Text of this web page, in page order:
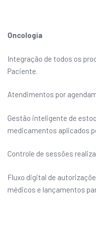
Oncologia
Integração de todos os
Paciente.
Atendimentos por
Gestão inteligente de
medicamentos aplicados
Controle de sessões
Fluxo digital de
médicos e lançamentos